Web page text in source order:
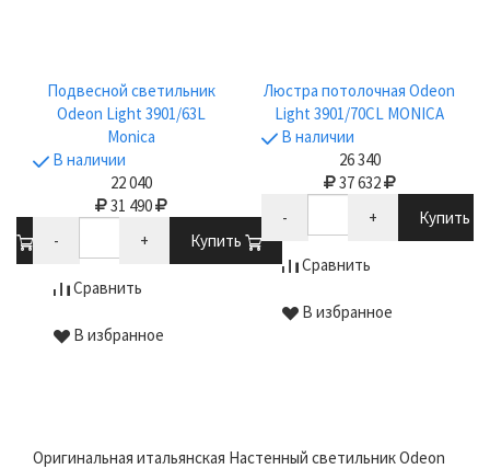
Подвесной светильник
Odeon Light 3901/63L
Monica
В наличии
22 040
31 490
-
+ Купить
Сравнить
В избранное
Люстра потолочная Odeon
Light 3901/70CL MONICA
В наличии
26 340
37 632
-
+ Купить
Сравнить
В избранное
Оригинальная итальянская Настенный светильник Odeon